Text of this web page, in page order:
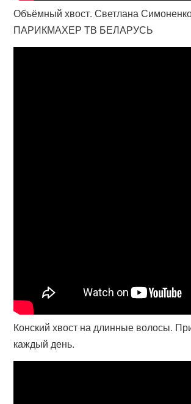
Объёмный хвост. Светлана
ПАРИКМАХЕР ТВ БЕЛАРУСЬ
Конский хвост на длинные волосы.
каждый день.